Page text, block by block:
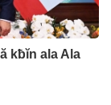
kƀĭn ala Ala